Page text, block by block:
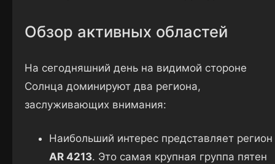
Обзор активных областей
На сегодняшний день на видимой стороне
Солнца доминируют два региона,
заслуживающих внимания:
Наибольший интерес представляет регион
AR 4213. Это самая крупная группа пятен